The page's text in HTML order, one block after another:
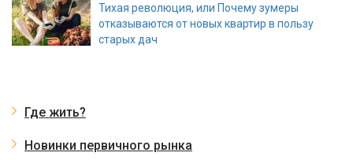
Тихая революция, или Почему зумеры
отказываются от новых квартир в пользу
старых дач
Где жить?
Новинки первичного рынка